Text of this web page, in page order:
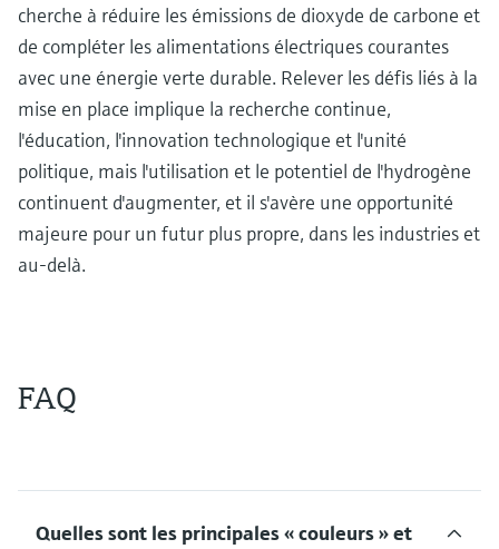
cherche à réduire les émissions de dioxyde de carbone et
de compléter les alimentations électriques courantes
avec une énergie verte durable. Relever les défis liés à la
mise en place implique la recherche continue,
l'éducation, l'innovation technologique et l'unité
politique, mais l'utilisation et le potentiel de l'hydrogène
continuent d'augmenter, et il s'avère une opportunité
majeure pour un futur plus propre, dans les industries et
au-delà.
FAQ
Quelles sont les principales « couleurs » et